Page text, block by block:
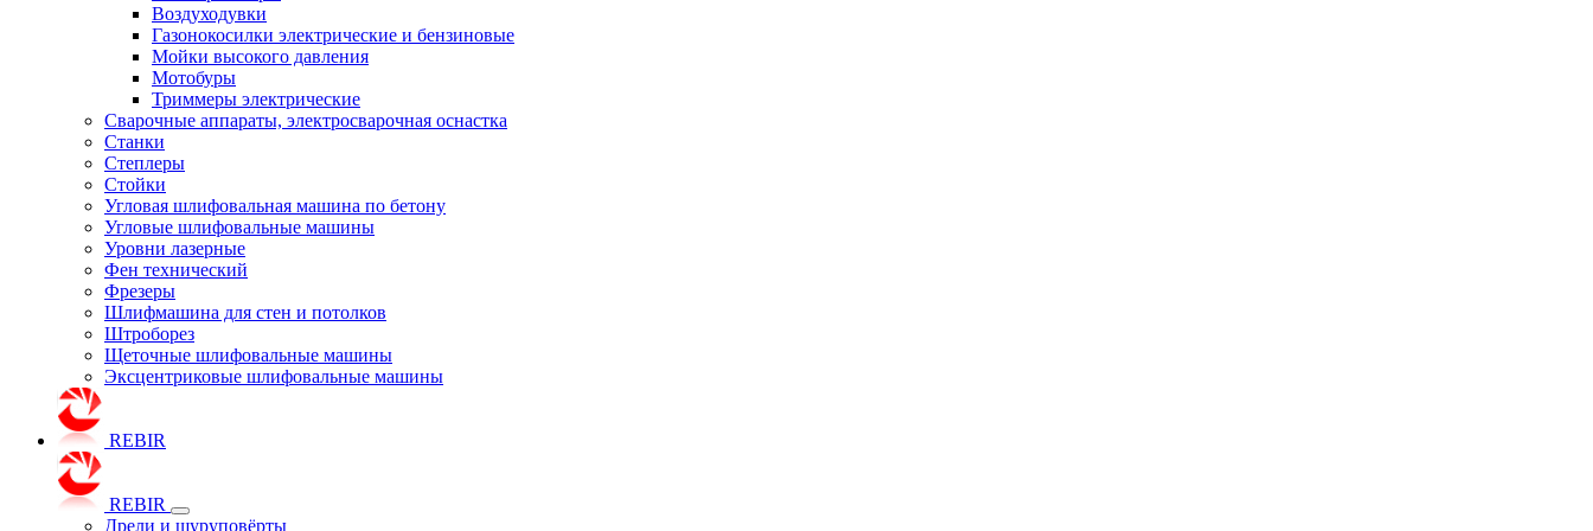
Воздуходувки
Газонокосилки электрические и бензиновые
Мойки высокого давления
Мотобуры
Триммеры электрические
Сварочные аппараты, электросварочная оснастка
Станки
Степлеры
Стойки
Угловая шлифовальная машина по бетону
Угловые шлифовальные машины
Уровни лазерные
Фен технический
Фрезеры
Шлифмашина для стен и потолков
Штроборез
Щеточные шлифовальные машины
Эксцентриковые шлифовальные машины
REBIR
REBIR
Дрели и шуруповёрты